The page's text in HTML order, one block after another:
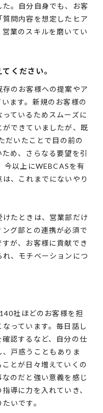
。自分自身でも、お客
問内容を想定したヒア
業のスキルを磨いてい
ください。
のお客様への提案やア
ます。新規のお客様の
ているためスムーズに
ができていましたが、既
だいたことで目の前の
め、さらなる要望を引
今以上にWEBCASを有
、これまでにないやり
たときは、営業部だけ
グ部との連携が必須で
が、お客様に貢献でき
、モチベーションにつ
社ほどのお客様を担
っています。毎日話し
認するなど、自分の仕
戸惑うこともありま
とが日々増えていくの
のだと強い意義を感じ
導に力を入れていき、
いです。